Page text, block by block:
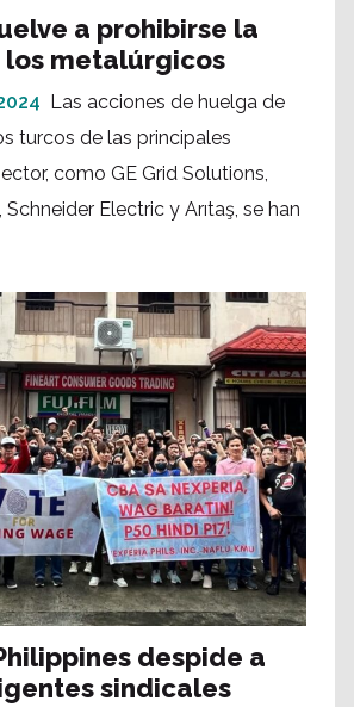
a prohibirse la
los metalúrgicos
Las acciones de huelga de
turcos de las principales
como GE Grid Solutions,
Electric y Arıtaş, se han
despide a
sindicales